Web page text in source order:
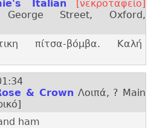
s Italian
[νεκροταφείο]
George Street, Oxford,
πίτσα-βόμβα. Καλή
& Crown Λοιπά, ? Main
ham